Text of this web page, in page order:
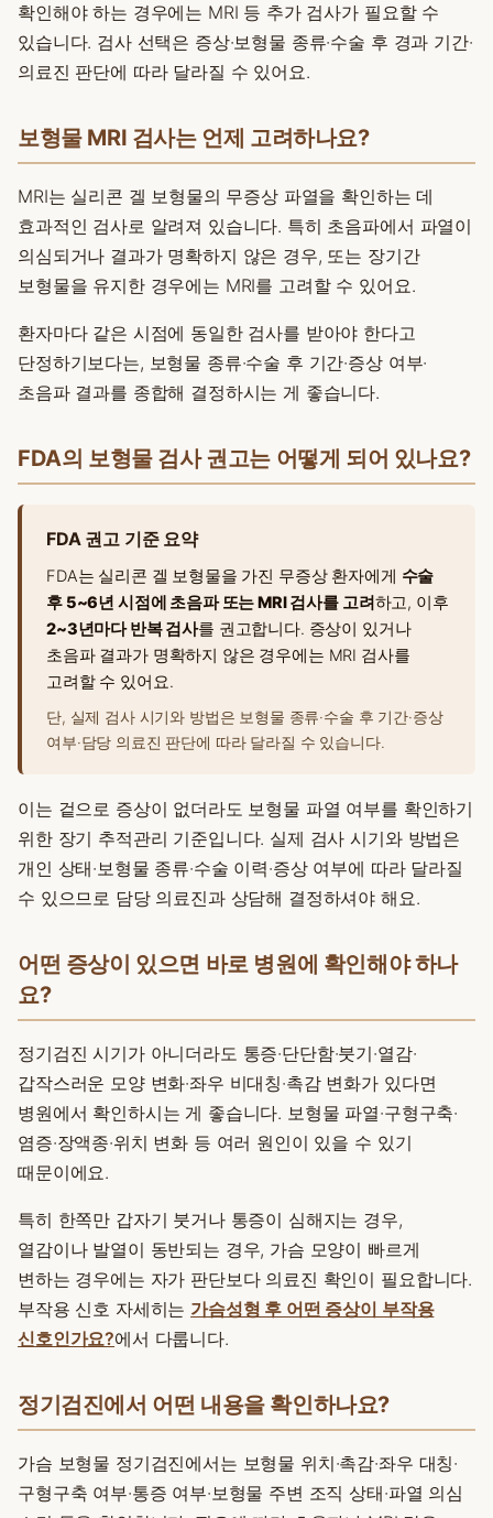
확인해야 하는 경우에는 MRI 등 추가 검사가 필요할 수
있습니다. 검사 선택은 증상·보형물 종류·수술 후 경과 기간·
의료진 판단에 따라 달라질 수 있어요.
보형물 MRI 검사는 언제 고려하나요?
MRI는 실리콘 겔 보형물의 무증상 파열을 확인하는 데
효과적인 검사로 알려져 있습니다. 특히 초음파에서 파열이
의심되거나 결과가 명확하지 않은 경우, 또는 장기간
보형물을 유지한 경우에는 MRI를 고려할 수 있어요.
환자마다 같은 시점에 동일한 검사를 받아야 한다고
단정하기보다는, 보형물 종류·수술 후 기간·증상 여부·
초음파 결과를 종합해 결정하시는 게 좋습니다.
FDA의 보형물 검사 권고는 어떻게 되어 있나요?
FDA 권고 기준 요약
FDA는 실리콘 겔 보형물을 가진 무증상 환자에게 수술
후 5~6년 시점에 초음파 또는 MRI 검사를 고려하고, 이후
2~3년마다 반복 검사를 권고합니다. 증상이 있거나
초음파 결과가 명확하지 않은 경우에는 MRI 검사를
고려할 수 있어요.
단, 실제 검사 시기와 방법은 보형물 종류·수술 후 기간·증상
여부·담당 의료진 판단에 따라 달라질 수 있습니다.
이는 겉으로 증상이 없더라도 보형물 파열 여부를 확인하기
위한 장기 추적관리 기준입니다. 실제 검사 시기와 방법은
개인 상태·보형물 종류·수술 이력·증상 여부에 따라 달라질
수 있으므로 담당 의료진과 상담해 결정하셔야 해요.
어떤 증상이 있으면 바로 병원에 확인해야 하나
요?
정기검진 시기가 아니더라도 통증·단단함·붓기·열감·
갑작스러운 모양 변화·좌우 비대칭·촉감 변화가 있다면
병원에서 확인하시는 게 좋습니다. 보형물 파열·구형구축·
염증·장액종·위치 변화 등 여러 원인이 있을 수 있기
때문이에요.
특히 한쪽만 갑자기 붓거나 통증이 심해지는 경우,
열감이나 발열이 동반되는 경우, 가슴 모양이 빠르게
변하는 경우에는 자가 판단보다 의료진 확인이 필요합니다.
부작용 신호 자세히는 가슴성형 후 어떤 증상이 부작용
신호인가요?에서 다룹니다.
정기검진에서 어떤 내용을 확인하나요?
가슴 보형물 정기검진에서는 보형물 위치·촉감·좌우 대칭·
구형구축 여부·통증 여부·보형물 주변 조직 상태·파열 의심